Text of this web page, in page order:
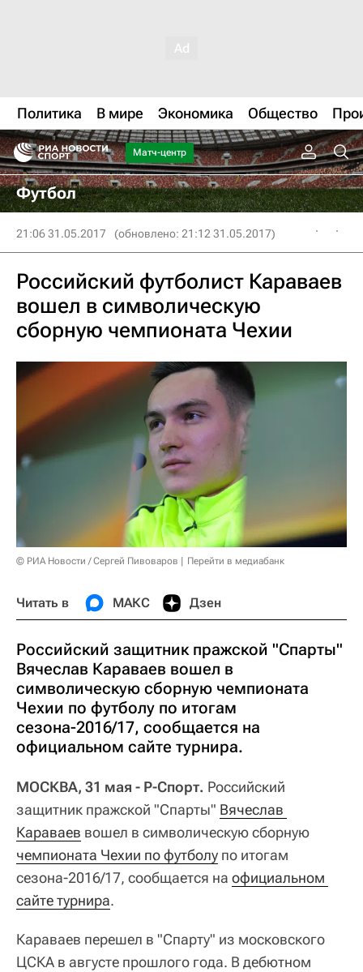
Политика В мире Экономика Общество
Матч-центр
Футбол
21:06 31.05.2017 (обновлено: 21:12 31.05.2017)
Российский футболист Караваев
вошел в символическую
сборную чемпионата Чехии
© РИА Новости / Сергей Пивоваров Перейти в медиабанк
Читать в МАКС Дзен
Российский защитник пражской "Спарты"
Вячеслав Караваев вошел в
символическую сборную чемпионата
Чехии по футболу по итогам
сезона-2016/17, сообщается на
официальном сайте турнира.
МОСКВА, 31 мая - Р-Спорт. Российский
защитник пражской "Спарты" Вячеслав
Караваев вошел в символическую сборную
чемпионата Чехии по футболу по итогам
сезона-2016/17, сообщается на официальном
сайте турнира.
Караваев перешел в "Спарту" из московского
ЦСКА в августе прошлого года. В дебютном